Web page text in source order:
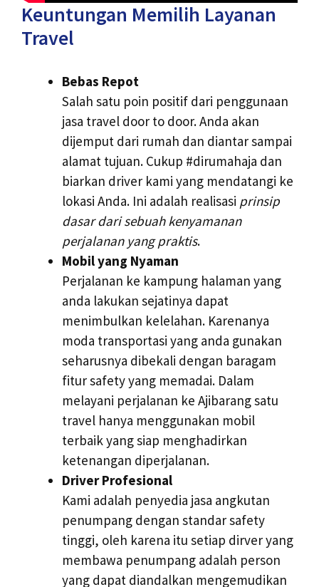
Keuntungan Memilih Layanan
Travel
Bebas Repot
Salah satu poin positif dari penggunaan
jasa travel door to door. Anda akan
dijemput dari rumah dan diantar sampai
alamat tujuan. Cukup #dirumahaja dan
biarkan driver kami yang mendatangi ke
lokasi Anda. Ini adalah realisasi prinsip
dasar dari sebuah kenyamanan
perjalanan yang praktis.
Mobil yang Nyaman
Perjalanan ke kampung halaman yang
anda lakukan sejatinya dapat
menimbulkan kelelahan. Karenanya
moda transportasi yang anda gunakan
seharusnya dibekali dengan baragam
fitur safety yang memadai. Dalam
melayani perjalanan ke Ajibarang satu
travel hanya menggunakan mobil
terbaik yang siap menghadirkan
ketenangan diperjalanan.
Driver Profesional
Kami adalah penyedia jasa angkutan
penumpang dengan standar safety
tinggi, oleh karena itu setiap dirver yang
membawa penumpang adalah person
yang dapat diandalkan mengemudikan